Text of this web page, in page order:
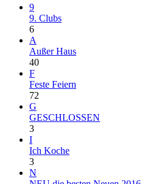
9
9. Clubs
6
A
Außer Haus
40
F
Feste Feiern
72
G
GESCHLOSSEN
3
I
Ich Koche
3
N